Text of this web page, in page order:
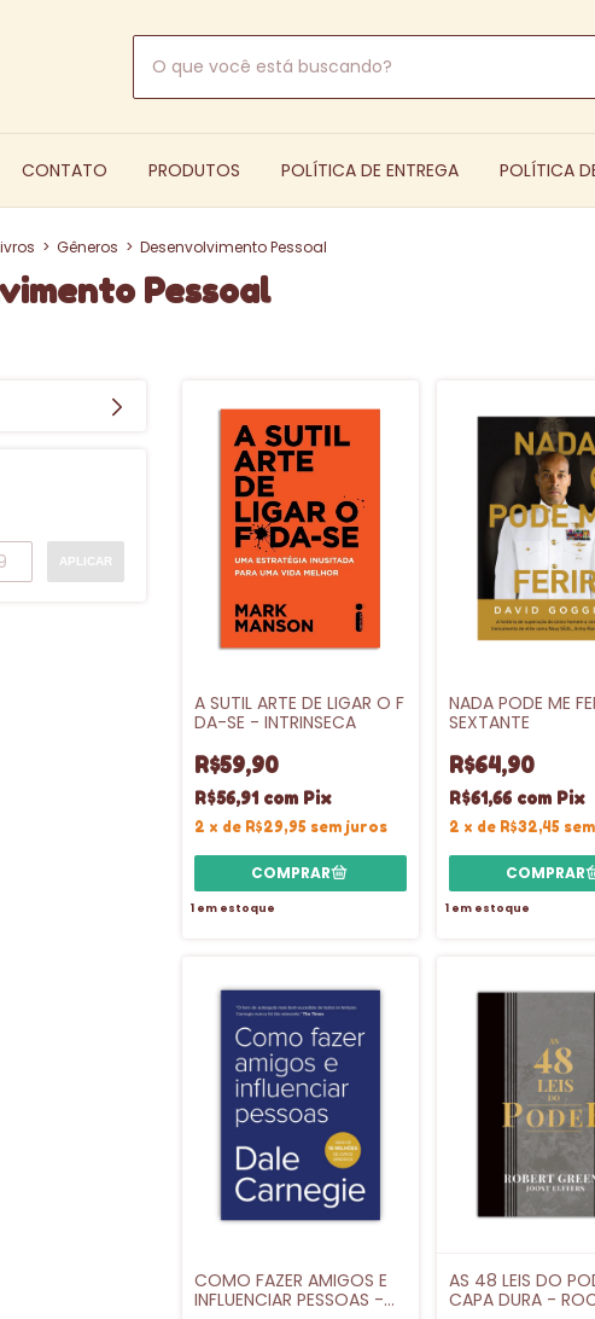
CONTATO PRODUTOS POLÍTICA DE ENTREGA POLÍTICA
> Gêneros > Desenvolvimento Pessoal
Pessoal
APLICAR
A SUTIL ARTE DE LIGAR O F
DA-SE - INTRINSECA
R$59,90
R$56,91 com Pix
2 x de R$29,95 sem juros
1 em estoque
NADA PODE ME
SEXTANTE
R$64,90
R$61,66 com Pix
2 x de R$32,45
1 em estoque
COMO FAZER AMIGOS E
INFLUENCIAR PESSOAS -
AS 48 LEIS DO
CAPA DURA -